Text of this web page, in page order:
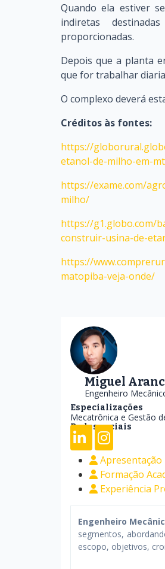
Quando ela estiver
indiretas
proporcionadas.
Depois que a planta
que for trabalhar
O complexo deverá
Créditos às fontes:
https://
etanol-de-milho-em-
https://exame.com/
milho/
https://g1.globo.com/
construir-usina-de-
https://
matopiba-veja-onde/
Miguel
Engenheiro
Especializações
Mecatrônica e Gestão
Redes sociais
Apresentação
Formação
Experiência
Engenheiro
segmentos,
escopo, objetivos,